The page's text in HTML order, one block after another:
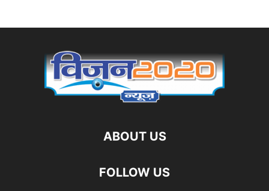
ABOUT US
FOLLOW US